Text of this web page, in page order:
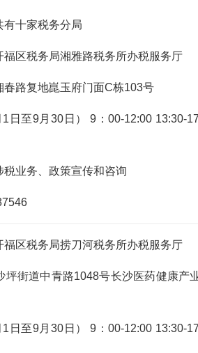
有十家税务分局
福区税务局湘雅路税务所办税服务厅
路复地崑玉府门面C栋103号
日至9月30日） 9：00-12:00
业务、政策宣传和咨询
福区税务局捞刀河税务所办税服务厅
坪街道中青路1048号长沙医药健康产
日至9月30日） 9：00-12:00